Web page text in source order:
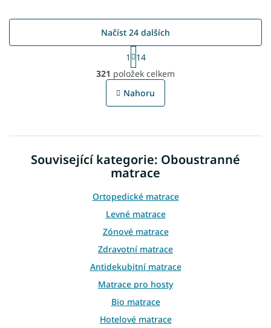
O
v
l
c
p
r
v
k
y
v
ý
p
i
s
u
Načíst 24 dalších
S
t
r
á
n
á
1
14
321 položek celkem
Nahoru
Související kategorie: Oboustranné
matrace
Ortopedické matrace
Levné matrace
Zónové matrace
Zdravotní matrace
Antidekubitní matrace
Matrace pro hosty
Bio matrace
Hotelové matrace